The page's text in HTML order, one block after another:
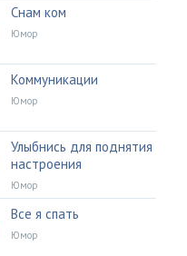
Снам ком
Юмор
Коммуникации
Юмор
Улыбнись для поднятия
настроения
Юмор
Все я спать
Юмор